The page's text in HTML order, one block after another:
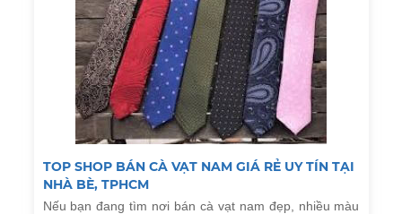
TOP SHOP BÁN CÀ VẠT NAM GIÁ RẺ UY TÍN TẠI
NHÀ BÈ, TPHCM
Nếu bạn đang tìm nơi bán cà vạt nam đẹp, nhiều màu